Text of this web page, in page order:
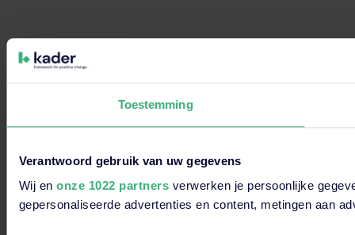
Toestemming
Verantwoord gebruik van uw gegevens
Wij en onze 1022 partnersverwerken je persoonlijke
gepersonaliseerde advertenties en content, metingen aan